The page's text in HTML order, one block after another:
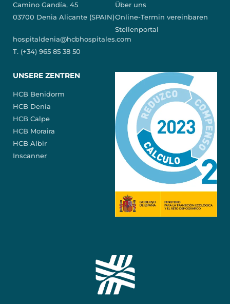
Camino Gandía, 45
03700 Denia Alicante (SPAIN)
hospitaldenia@hcbhospitales.com
T. (+34) 965 85 38 50
Über uns
Online-Termin vereinbaren
Stellenportal
UNSERE ZENTREN
HCB Benidorm
HCB Denia
HCB Calpe
HCB Moraira
HCB Albir
Inscanner